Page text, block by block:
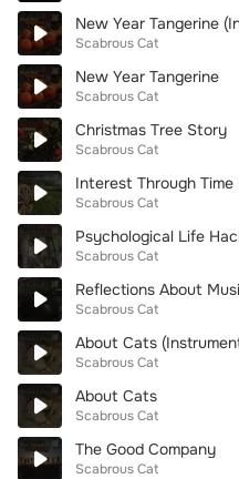
New Year Tangerine
Scabrous Cat
New Year Tangerine
Scabrous Cat
Christmas Tree Story
Scabrous Cat
Interest Through Time
Scabrous Cat
Psychological Life
Scabrous Cat
Reflections About
Scabrous Cat
About Cats
Scabrous Cat
About Cats
Scabrous Cat
The Good Company
Scabrous Cat